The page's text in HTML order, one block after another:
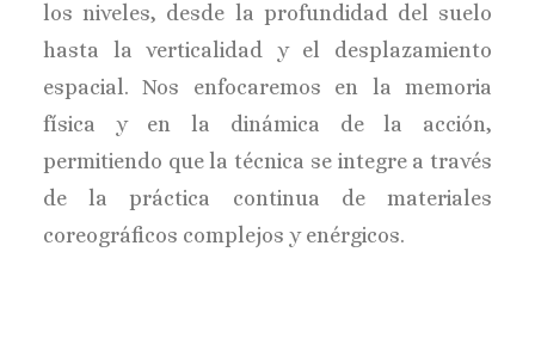
los niveles, desde la profundidad del suelo
hasta la verticalidad y el desplazamiento
espacial. Nos enfocaremos en la memoria
física y en la dinámica de la acción,
permitiendo que la técnica se integre a través
de la práctica continua de materiales
coreográficos complejos y enérgicos.